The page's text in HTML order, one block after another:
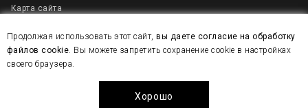
Карта сайта
2007 - 2025 © Все права защищены
Создание сайта веб-студия WEB
Продолжая использовать этот сайт,вы даете согласие на обработку
файлов cookie. Вы можете запретить сохранение cookie в настройках
своего браузера.
Хорошо